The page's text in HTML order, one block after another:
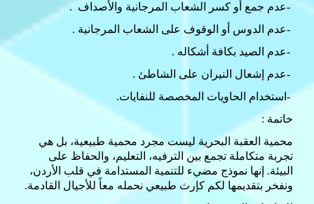
-عدم جمع أو كسر الشعاب المرجانية والأصداف .
-عدم الدوس أو الوقوف على الشعاب المرجانية .
-عدم الصيد بكافة أشكاله .
-عدم إشعال النيران على الشاطئ .
- استخدام الحاويات المخصصة للنفايات.
خاتمة :
محمية العقبة البحرية ليست مجرد محمية طبيعية، بل هي
تجربة متكاملة تجمع بين الترفيه، التعليم، والحفاظ على
البيئة. إنها نموذج مضيء للتنمية المستدامة في قلب الأردن،
ونفخر بتقديمها لكم كإرث طبيعي نحمله معاً للأجيال القادمة.